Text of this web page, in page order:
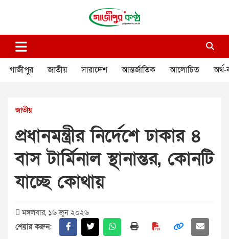
গাজীপুর কণ্ঠ
গাজীপুর জাতীয় সারাদেশ আন্তর্জাতিক আলোচিত অর্থ-
জাতীয়
প্রধানমন্ত্রীর নির্দেশে ঢাকার ৪
বাস টার্মিনাল স্থানান্তর, কোনটি
যাচ্ছে কোথায়
মঙ্গলবার, ১৬ জুন ২০২৬
শেয়ার করুন: